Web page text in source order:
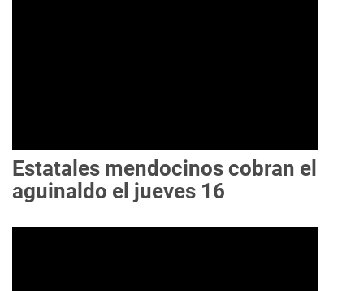
Estatales mendocinos cobran el
aguinaldo el jueves 16